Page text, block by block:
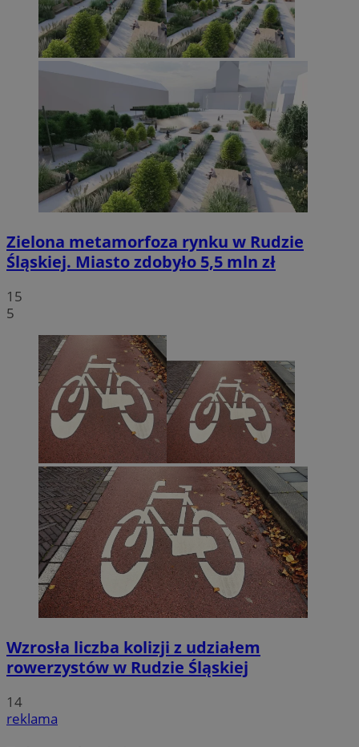
Zielona metamorfoza rynku w Rudzie
Śląskiej. Miasto zdobyło 5,5 mln zł
15
5
Wzrosła liczba kolizji z udziałem
rowerzystów w Rudzie Śląskiej
14
reklama